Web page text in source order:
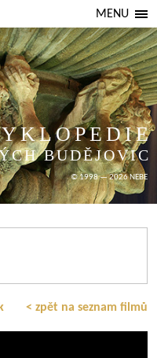
MENU
BUDĚJOVIC
© 1998 — 2026 NEBE
< zpět na seznam filmů